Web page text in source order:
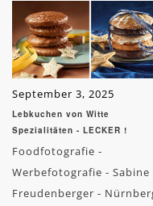
September 3, 2025
Lebkuchen von Witte
Spezialitäten - LECKER !
Foodfotografie -
Werbefotografie - Sabine
Freudenberger -